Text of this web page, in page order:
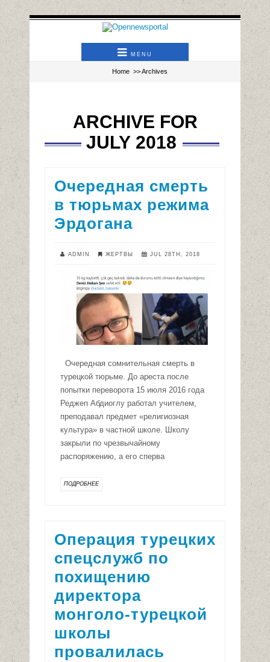
MENU
Home >> Archives
ARCHIVE FOR
JULY 2018
Очередная смерть
в тюрьмах режима
Эрдогана
ADMIN ЖЕРТВЫ JUL 28TH, 2018
Очередная сомнительная смерть в
турецкой тюрьме. До ареста после
попытки переворота 15 июля 2016 года
Реджеп Абдиоглу работал учителем,
преподавал предмет «религиозная
культура» в частной школе. Школу
закрыли по чрезвычайному
распоряжению, а его сперва
ПОДРОБНЕЕ
Операция турецких
спецслужб по
похищению
директора
монголо-турецкой
школы
провалилась